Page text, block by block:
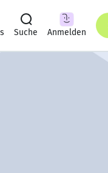
Suche Anmelden